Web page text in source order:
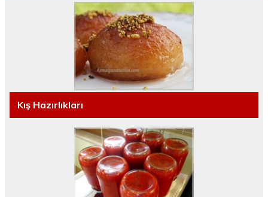
Kış Hazırlıkları